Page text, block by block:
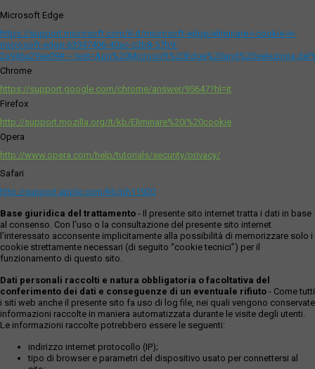
Microsoft Edge
https://support.microsoft.com/it-it/microsoft-edge/eliminare-i-cookie-in-
microsoft-edge-63947406-40ac-c3b8-57b9-
Chrome
https://support.google.com/chrome/answer/95647?hl=it
Firefox
http://support.mozilla.org/it/kb/Eliminare%20i%20cookie
Opera
http://www.opera.com/help/tutorials/security/privacy/
Safari
http://support.apple.com/kb/ph11920
Base giuridica del trattamento - Il presente sito internet tratta i dati in base
al consenso. Con l'uso o la consultazione del presente sito internet
l’interessato acconsente implicitamente alla possibilità di memorizzare solo i
cookie strettamente necessari (di seguito “cookie tecnici”) per il
funzionamento di questo sito.
Dati personali raccolti e natura obbligatoria o facoltativa del
conferimento dei dati e conseguenze di un eventuale rifiuto - Come tutti
i siti web anche il presente sito fa uso di log file, nei quali vengono conservate
informazioni raccolte in maniera automatizzata durante le visite degli utenti.
Le informazioni raccolte potrebbero essere le seguenti:
indirizzo internet protocollo (IP);
tipo di browser e parametri del dispositivo usato per connettersi al